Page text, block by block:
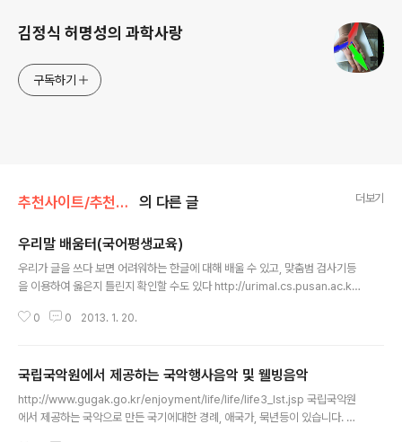
김정식 허명성의 과학사랑
구독하기
추천사이트/추천사이트 의 다른 글 더보기
우리말 배움터(국어평생교육)
우리가 글을 쓰다 보면 어려워하는 한글에 대해 배울 수 있고, 맞춤범 검사기등
을 이용하여 옳은지 틀린지 확인할 수도 있다 http://urimal.cs.pusan.ac.kr/
0 0 2013. 1. 20.
국립국악원에서 제공하는 국악행사음악 및 웰빙음악
http://www.gugak.go.kr/enjoyment/life/life/life3_lst.jsp 국립국악원
에서 제공하는 국악으로 만든 국기에대한 경례, 애국가, 묵년등이 있습니다. 그